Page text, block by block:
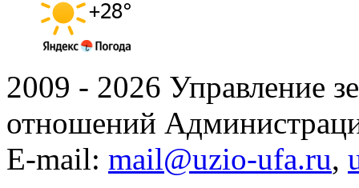
2009 - 2026 Управление
отношений
E-mail: mail@uzio-ufa.ru,